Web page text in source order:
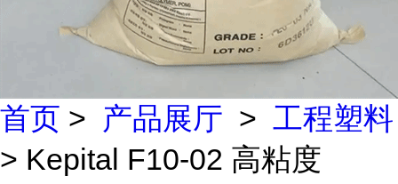
首页 > 产品展厅 > 工程塑料
> Kepital F10-02 高粘度